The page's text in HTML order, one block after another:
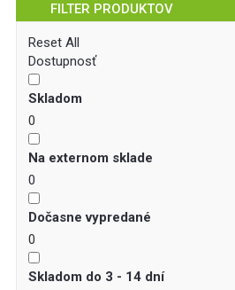
FILTER PRODUKTOV
Reset All
Dostupnosť
Skladom
0
Na externom sklade
0
Dočasne vypredané
0
Skladom do 3 - 14 dní